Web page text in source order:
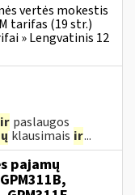
vertės mokestis
tarifas (19 str.)
» Lengvatinis 12
ir paslaugos
klausimais ir...
pajamų